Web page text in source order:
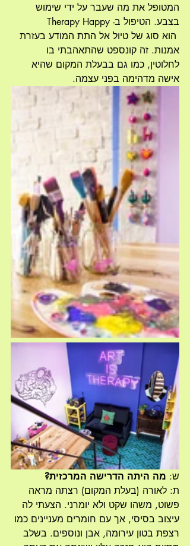
המטופל את מה שעבר על ידי שימוש
בצבע. הטיפול ב- Therapy Happy
הוא סוג של טיול אל התת המודע בעזרת
אמנות. זה קונספט שהתאהבתי בו
לחלוטין, כמו גם בבעלת המקום שהיא
אישה מדהימה בפני עצמה.
ש: מה היתה הדרישה המרכזית?
ת: לאורה (בעלת המקום) רצתה מראה
פשוט, משהו שקט ולא יומרני. הצעתי לה
עיצוב בסיסי, אך עם חומרים מעניינים כמו
רצפת בטון עירומה, אבן ונוספים. בשלב